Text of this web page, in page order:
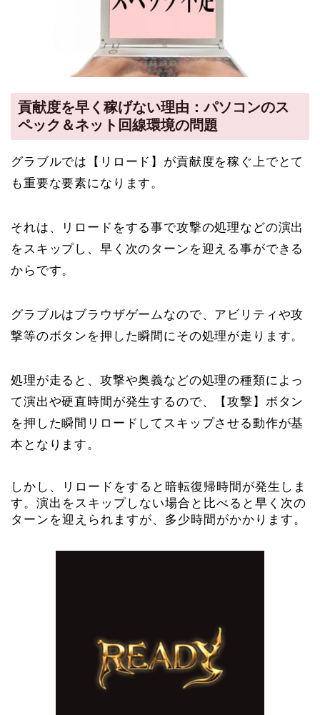
貢献度を早く稼げない理由：パソコンのス
ペック＆ネット回線環境の問題
グラブルでは【リロード】が貢献度を稼ぐ上でとて
も重要な要素になります。
それは、リロードをする事で攻撃の処理などの演出
をスキップし、早く次のターンを迎える事ができる
からです。
グラブルはブラウザゲームなので、アビリティや攻
撃等のボタンを押した瞬間にその処理が走ります。
処理が走ると、攻撃や奥義などの処理の種類によっ
て演出や硬直時間が発生するので、【攻撃】ボタン
を押した瞬間リロードしてスキップさせる動作が基
本となります。
しかし、リロードをすると暗転復帰時間が発生しま
す。演出をスキップしない場合と比べると早く次の
ターンを迎えられますが、多少時間がかかります。